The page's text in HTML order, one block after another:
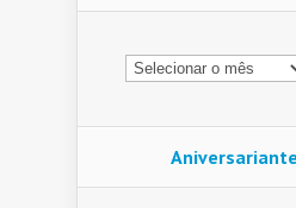
Arquivo